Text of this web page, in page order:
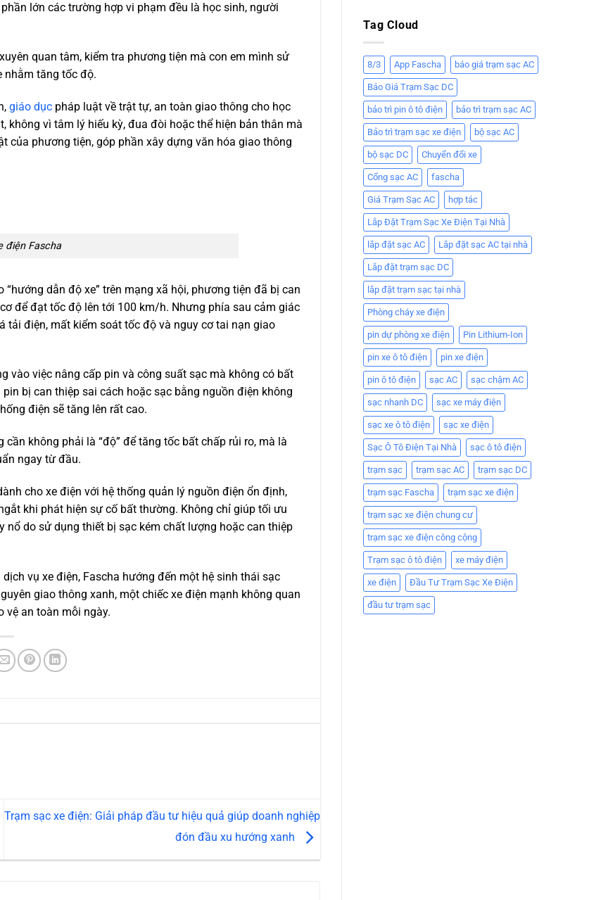
lớn các trường hợp vi phạm đều là học sinh, người
quan tâm, kiểm tra phương tiện mà con em mình sử
nhằm tăng tốc độ.
giáo dục pháp luật về trật tự, an toàn giao thông cho học
vì tâm lý hiếu kỳ, đua đòi hoặc thể hiện bản thân mà
của phương tiện, góp phần xây dựng văn hóa giao thông
điện Fascha
dẫn độ xe” trên mạng xã hội, phương tiện đã bị can
để đạt tốc độ lên tới 100 km/h. Nhưng phía sau cảm giác
tải điện, mất kiểm soát tốc độ và nguy cơ tai nạn giao
vào việc nâng cấp pin và công suất sạc mà không có bất
bị can thiệp sai cách hoặc sạc bằng nguồn điện không
điện sẽ tăng lên rất cao.
không phải là “độ” để tăng tốc bất chấp rủi ro, mà là
ngay từ đầu.
cho xe điện với hệ thống quản lý nguồn điện ổn định,
khi phát hiện sự cố bất thường. Không chỉ giúp tối ưu
do sử dụng thiết bị sạc kém chất lượng hoặc can thiệp
vụ xe điện, Fascha hướng đến một hệ sinh thái sạc
giao thông xanh, một chiếc xe điện mạnh không quan
vệ an toàn mỗi ngày.
Trạm sạc xe điện: Giải pháp đầu tư hiệu quả giúp doanh nghiệp
đón đầu xu hướng xanh
Tag Cloud
8/3 App Fascha báo giá trạm sạc AC
Báo Giá Trạm Sạc DC
bảo trì pin ô tô điện bảo trì trạm sạc AC
Bảo trì trạm sạc xe điện bộ sạc AC
bộ sạc DC Chuyển đổi xe
Cổng sạc AC fascha
Giá Trạm Sạc AC hợp tác
Lắp Đặt Trạm Sạc Xe Điện Tại Nhà
lắp đặt sạc AC Lắp đặt sạc AC tại nhà
Lắp đặt trạm sạc DC
lắp đặt trạm sạc tại nhà
Phòng cháy xe điện
pin dự phòng xe điện Pin Lithium-Ion
pin xe ô tô điện pin xe điện
pin ô tô điện sạc AC sạc chậm AC
sạc nhanh DC sạc xe máy điện
sạc xe ô tô điện sạc xe điện
Sạc Ô Tô Điện Tại Nhà sạc ô tô điện
trạm sạc trạm sạc AC trạm sạc DC
trạm sạc Fascha trạm sạc xe điện
trạm sạc xe điện chung cư
trạm sạc xe điện công cộng
Trạm sạc ô tô điện xe máy điện
xe điện Đầu Tư Trạm Sạc Xe Điện
đầu tư trạm sạc